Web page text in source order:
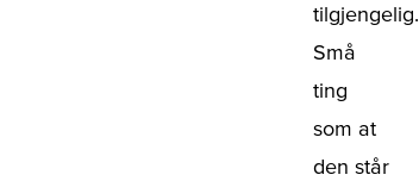
tilgjengelig.
Små
ting
som at
den står